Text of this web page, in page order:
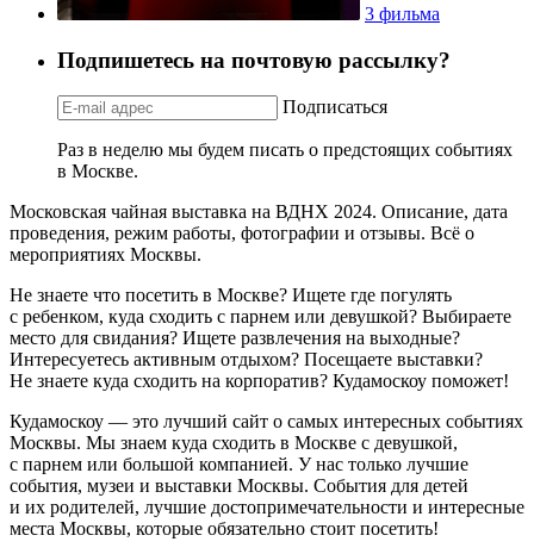
3 фильма
Подпишетесь на почтовую рассылку?
Подписаться
Раз в неделю мы будем писать о предстоящих событиях
в Москве.
Московская чайная выставка на ВДНХ 2024. Описание, дата
проведения, режим работы, фотографии и отзывы. Всё о
мероприятиях Москвы.
Не знаете что посетить в Москве? Ищете где погулять
с ребенком, куда сходить с парнем или девушкой? Выбираете
место для свидания? Ищете развлечения на выходные?
Интересуетесь активным отдыхом? Посещаете выставки?
Не знаете куда сходить на корпоратив? Кудамоскоу поможет!
Кудамоскоу — это лучший сайт о самых интересных событиях
Москвы. Мы знаем куда сходить в Москве с девушкой,
с парнем или большой компанией. У нас только лучшие
события, музеи и выставки Москвы. События для детей
и их родителей, лучшие достопримечательности и интересные
места Москвы, которые обязательно стоит посетить!